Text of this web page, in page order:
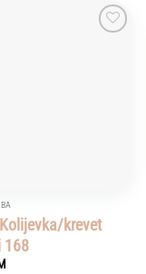
krevet
168